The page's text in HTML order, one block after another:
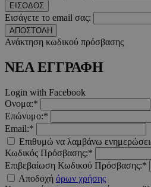
ΕΙΣΟΔΟΣ
Εισάγετε το email σας:
ΑΠΟΣΤΟΛΗ
Ανάκτηση κωδικού πρόσβασης
ΝΕΑ ΕΓΓΡΑΦΗ
Login with Facebook
Ονομα:*
Επώνυμο:*
Email:*
Επιθυμώ να λαμβάνω
Κωδικός Πρόσβασης:*
Επιβεβαίωση Κωδικού Πρόσβασης:*
Αποδοχή όρων χρήσης
VISITOR_PRIVACY_METADATA